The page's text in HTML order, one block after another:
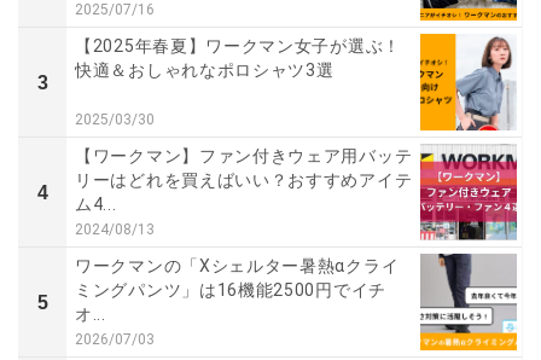
2025/07/16
3
【2025年春夏】ワークマン女子が選ぶ！
快適＆おしゃれなポロシャツ3選
2025/03/30
4
【ワークマン】ファン付きウェア用バッテ
リーはどれを買えばいい？おすすめアイテ
ム4...
2024/08/13
5
ワークマンの「Xシェルター暑熱αクライ
ミングパンツ」は16機能2500円でイチ
オ...
2026/07/03